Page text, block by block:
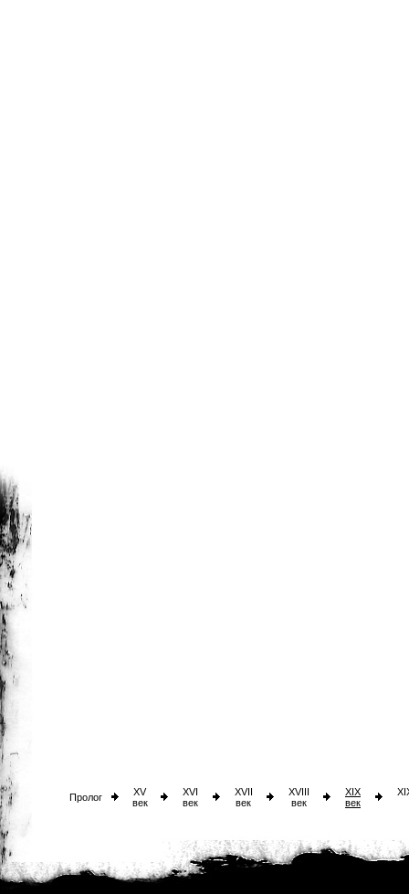
Пролог
XV
век
XVI
век
XVII
век
XVIII
век
XIX
век